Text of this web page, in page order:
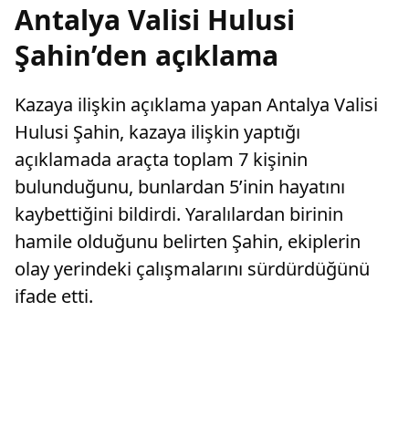
Antalya Valisi Hulusi
Şahin’den açıklama
Kazaya ilişkin açıklama yapan Antalya Valisi
Hulusi Şahin, kazaya ilişkin yaptığı
açıklamada araçta toplam 7 kişinin
bulunduğunu, bunlardan 5’inin hayatını
kaybettiğini bildirdi. Yaralılardan birinin
hamile olduğunu belirten Şahin, ekiplerin
olay yerindeki çalışmalarını sürdürdüğünü
ifade etti.